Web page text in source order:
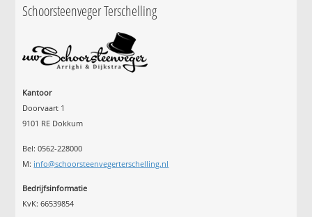
Schoorsteenveger Terschelling
Kantoor
Doorvaart 1
9101 RE Dokkum
Bel: 0562-228000
M: info@schoorsteenvegerterschelling.nl
Bedrijfsinformatie
KvK: 66539854